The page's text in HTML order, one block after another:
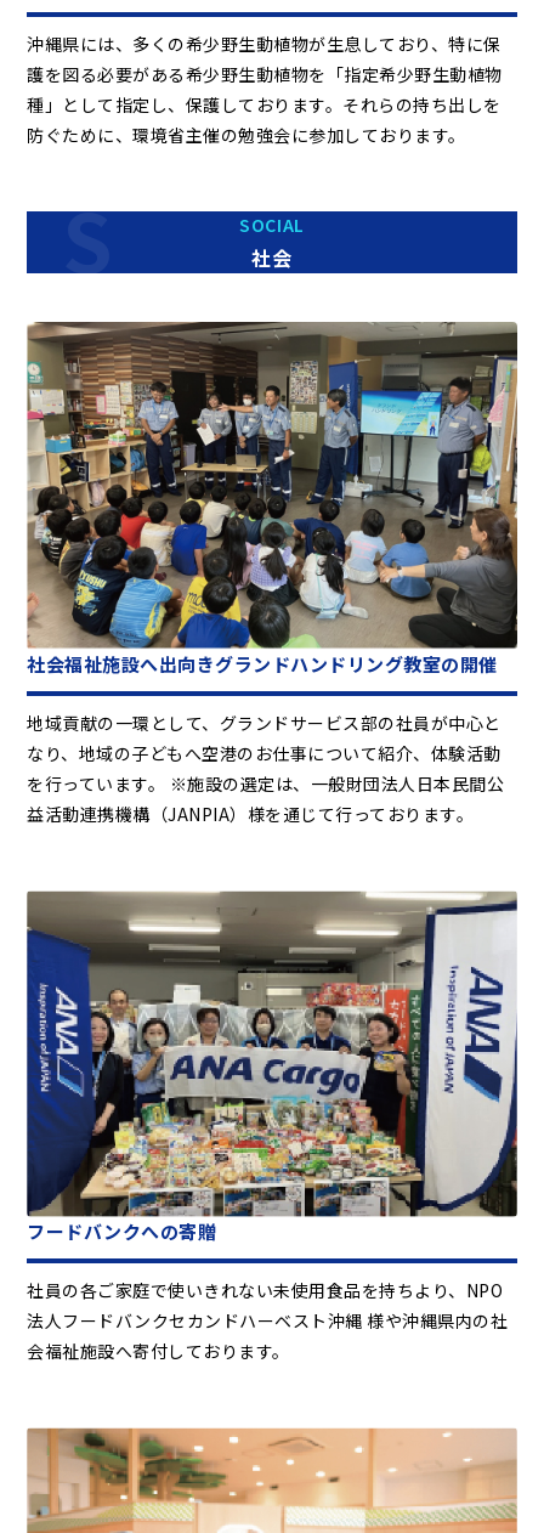
沖縄県には、多くの希少野生動植物が生息しており、特に保
護を図る必要がある希少野生動植物を「指定希少野生動植物
種」として指定し、保護しております。それらの持ち出しを
防ぐために、環境省主催の勉強会に参加しております。
SOCIAL
社会
社会福祉施設へ出向きグランドハンドリング教室の開催
地域貢献の一環として、グランドサービス部の社員が中心と
なり、地域の子どもへ空港のお仕事について紹介、体験活動
を行っています。 ※施設の選定は、一般財団法人日本民間公
益活動連携機構（JANPIA）様を通じて行っております。
フードバンクへの寄贈
社員の各ご家庭で使いきれない未使用食品を持ちより、NPO
法人フードバンクセカンドハーベスト沖縄 様や沖縄県内の社
会福祉施設へ寄付しております。